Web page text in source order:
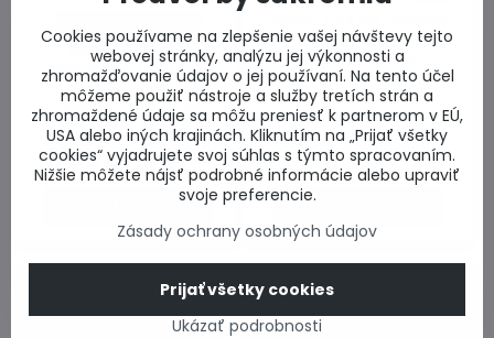
Dodanie 7 dní
Isover T-P λ = 0,037
Podlahová kročajová
izolácia ISOVER. Rôzne
hrúbky. Cena za balenie.
Skladom u dodávateľa
od 50,48 €
izolácie
Nôž ISOVER na rezanie
minerálnej vlny a polystyrénu.
Dĺžka obojstranného ostria
280 mm, hrúbka 1,5 mm.
Skladom u dodávateľa
12,39 €
0917 969 003
Technické poradenstvo
Cookies používame na zlepšenie vašej návštevy tejto
webovej stránky, analýzu jej výkonnosti a
zhromažďovanie údajov o jej používaní. Na tento účel
môžeme použiť nástroje a služby tretích strán a
zhromaždené údaje sa môžu preniesť k partnerom v EÚ,
USA alebo iných krajinách. Kliknutím na „Prijať všetky
cookies“ vyjadrujete svoj súhlas s týmto spracovaním.
Nižšie môžete nájsť podrobné informácie alebo upraviť
svoje preferencie.
Zásady ochrany osobných údajov
Ukázať podrobnosti
Prijať všetky cookies